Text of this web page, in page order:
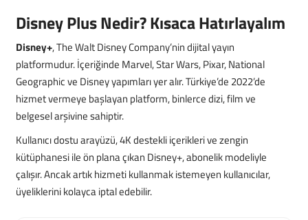
Disney Plus Nedir? Kısaca Hatırlayalım
Disney+, The Walt Disney Company’nin dijital yayın
platformudur. İçeriğinde Marvel, Star Wars, Pixar, National
Geographic ve Disney yapımları yer alır. Türkiye’de 2022’de
hizmet vermeye başlayan platform, binlerce dizi, film ve
belgesel arşivine sahiptir.
Kullanıcı dostu arayüzü, 4K destekli içerikleri ve zengin
kütüphanesi ile ön plana çıkan Disney+, abonelik modeliyle
çalışır. Ancak artık hizmeti kullanmak istemeyen kullanıcılar,
üyeliklerini kolayca iptal edebilir.